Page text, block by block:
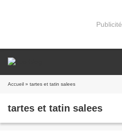
Publicité
Accueil » tartes et tatin salees
tartes et tatin salees